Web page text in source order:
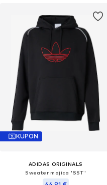
KUPON
ADIDAS ORIGINALS
Sweater majica 'SST'